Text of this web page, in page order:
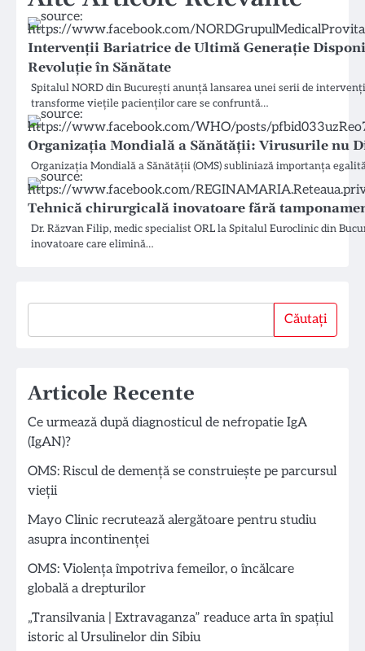
Intervenții Bariatrice de Ultimă Generație
Revoluție în Sănătate
Spitalul NORD din București anunță lansarea unei serii de
transforme viețile pacienților care se confruntă…
Organizația Mondială a Sănătății: Virusurile nu
Organizația Mondială a Sănătății (OMS) subliniază importanța
Tehnică chirurgicală inovatoare fără
Dr. Răzvan Filip, medic specialist ORL la Spitalul Euroclinic din
inovatoare care elimină…
Căutați
Articole Recente
Ce urmează după diagnosticul de nefropatie IgA
(IgAN)?
OMS: Riscul de demență se construiește pe parcursul
vieții
Mayo Clinic recrutează alergătoare pentru studiu
asupra incontinenței
OMS: Violența împotriva femeilor, o încălcare
globală a drepturilor
„Transilvania | Extravaganza” readuce arta în spațiul
istoric al Ursulinelor din Sibiu